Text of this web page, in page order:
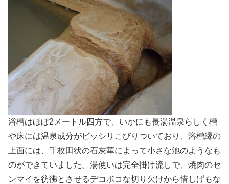
浴槽はほぼ2メートル四方で、いかにも長湯温泉らしく槽
や床には温泉成分がビッシリこびりついており、浴槽縁の
上面には、千枚田状の石灰華によって小さな池のようなも
のができていました。湯使いは完全掛け流しで、焼肉のセ
ンマイを彷彿とさせるデコボコな切り欠けから惜しげもな